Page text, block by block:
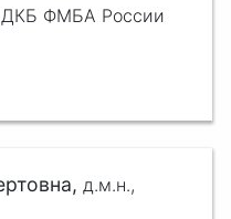
ФМБА России
д.м.н.,